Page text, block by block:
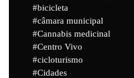
bicicleta
câmara municipal
Cannabis medicinal
Centro Vivo
cicloturismo
Cidades